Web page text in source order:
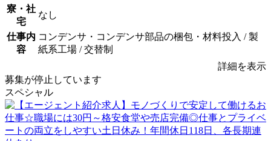
寮・社
宅
なし
仕事内
容
コンデンサ・コンデンサ部品の梱包・材料投入 / 製
紙系工場 / 交替制
詳細を表示
募集が停止しています
スペシャル